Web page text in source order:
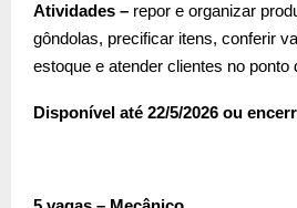
Atividades – repor e organizar
gôndolas, precificar itens, conferir
estoque e atender clientes no ponto
Disponível até 22/5/2026 ou